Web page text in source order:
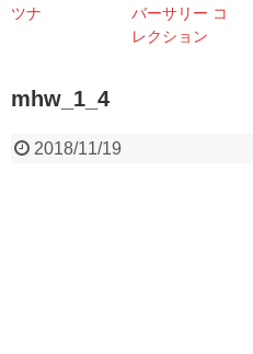
ツナ
バーサリー コ
レクション
mhw_1_4
2018/11/19